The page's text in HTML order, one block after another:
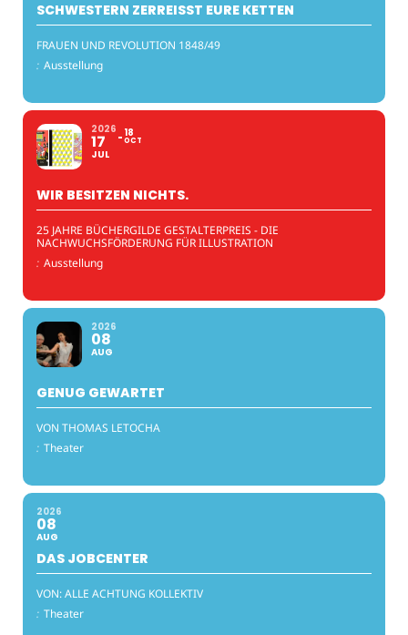
SCHWESTERN ZERREISST EURE KETTEN
FRAUEN UND REVOLUTION 1848/49
: Ausstellung
2026
17
JUL
18
OCT
WIR BESITZEN NICHTS.
25 JAHRE BÜCHERGILDE GESTALTERPREIS - DIE
NACHWUCHSFÖRDERUNG FÜR ILLUSTRATION
: Ausstellung
2026
08
AUG
GENUG GEWARTET
VON THOMAS LETOCHA
: Theater
2026
08
AUG
DAS JOBCENTER
VON: ALLE ACHTUNG KOLLEKTIV
: Theater